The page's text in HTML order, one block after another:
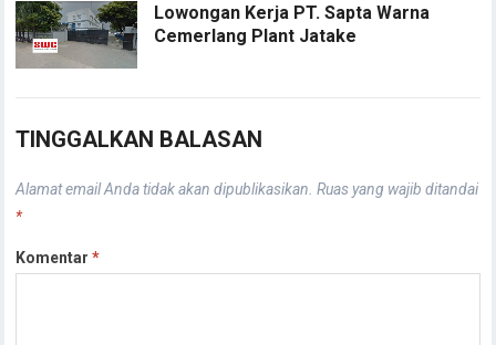
Lowongan Kerja PT. Sapta Warna
Cemerlang Plant Jatake
TINGGALKAN BALASAN
Alamat email Anda tidak akan dipublikasikan. Ruas yang wajib ditandai
*
Komentar*